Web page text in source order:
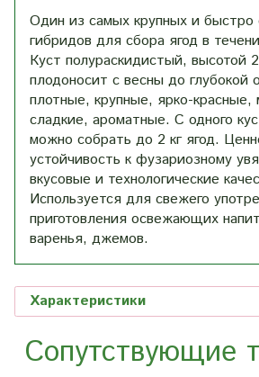
Один из самых крупных и
гибридов для сбора ягод в
Куст полураскидистый, высотой
плодоносит с весны до глубокой
плотные, крупные, ярко-красные,
сладкие, ароматные. С одного
можно собрать до 2 кг ягод.
устойчивость к фузариозному
вкусовые и технологические
Используется для свежего
приготовления освежающих
варенья, джемов.
Характеристики
Сопутствующие